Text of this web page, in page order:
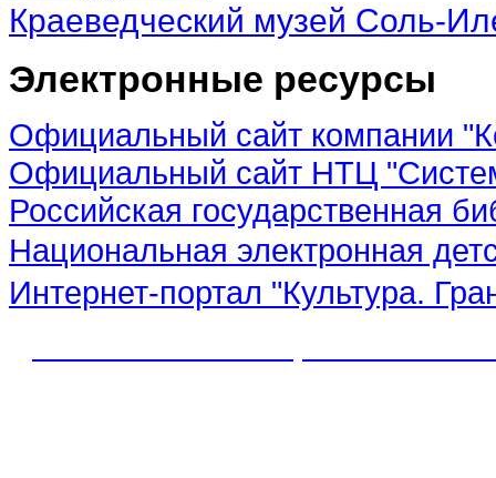
Краеведческий музей Соль-
Электронные ресурсы
Официальный сайт компании
Официальный сайт НТЦ
Российская государственная
Национальная электронная
Интернет-портал "Культура.